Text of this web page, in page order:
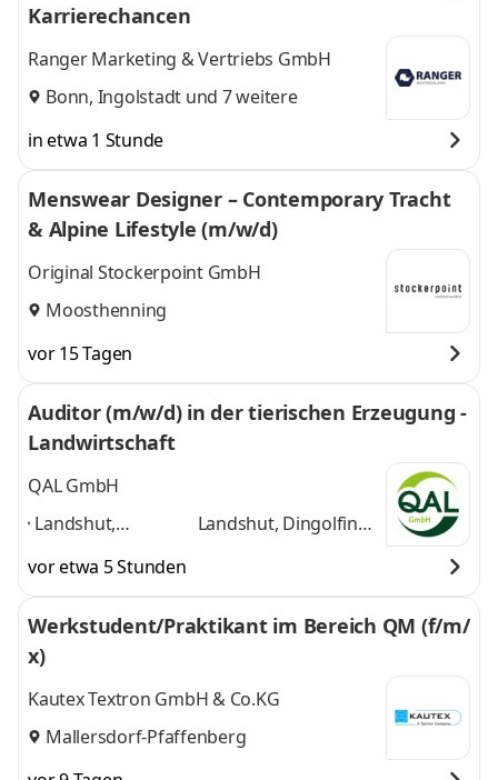
Karrierechancen
Ranger Marketing & Vertriebs GmbH
Bonn, Ingolstadt und 7 weitere
in etwa 1 Stunde
Menswear Designer – Contemporary Tracht
& Alpine Lifestyle (m/w/d)
Original Stockerpoint GmbH
Moosthenning
vor 15 Tagen
Auditor (m/w/d) in der tierischen Erzeugung -
Landwirtschaft
QAL GmbH
Landshut,
Vilsbiburg,
Eggenfelden,
Pfarrkirchen,
Passau,
Straubing, Regen,
Landshut, Dingolfing,
Pfarrkirchen, Passau,
Deggendorf,
vor etwa 5 Stunden
Werkstudent/Praktikant im Bereich QM (f/m/
x)
Kautex Textron GmbH & Co.KG
Mallersdorf-Pfaffenberg